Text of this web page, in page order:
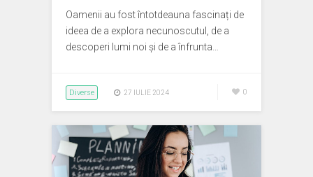
Oamenii au fost întotdeauna fascinați de
ideea de a explora necunoscutul, de a
descoperi lumi noi și de a înfrunta…
Diverse 27 IULIE 2024 0